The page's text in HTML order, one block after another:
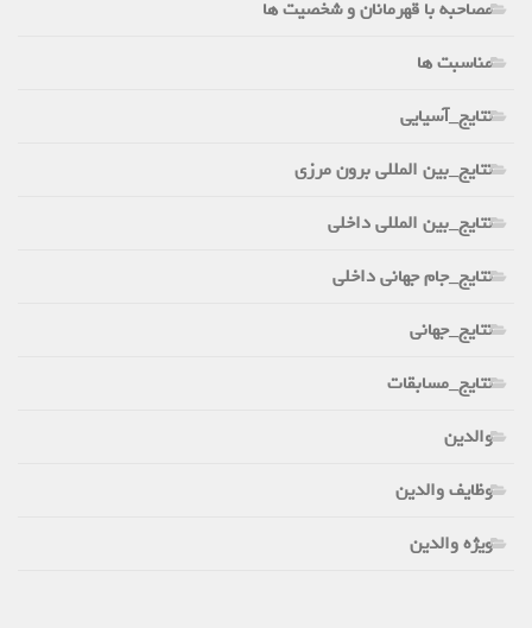
مصاحبه با قهرمانان و شخصیت ها
مناسبت ها
نتایج_آسیایی
نتایج_بین المللی برون مرزی
نتایج_بین المللی داخلی
نتایج_جام جهانی داخلی
نتایج_جهانی
نتایج_مسابقات
والدین
وظایف والدین
ویژه والدین